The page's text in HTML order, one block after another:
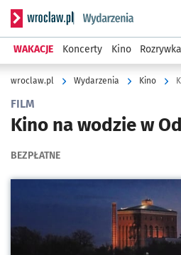
Serwis informacyjny wroclaw.pl
WAKACJE Koncerty Kino Rozrywka
wroclaw.pl Wydarzenia Kino
FILM
Kino na wodzie w
BEZPŁATNE